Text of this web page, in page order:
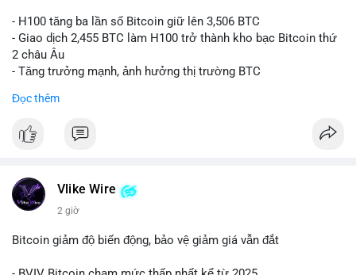
- H100 tăng ba lần số Bitcoin giữ lên 3,506 BTC
- Giao dịch 2,455 BTC làm H100 trở thành kho bạc Bitcoin thứ
2 châu Âu
- Tăng trưởng mạnh, ảnh hưởng thị trường BTC
#binancesquare
$btc
📰 Nguồn: Cointelegraph
Đọc thêm
Vlike Wire
2 giờ
Bitcoin giảm độ biến động, bảo vệ giảm giá vẫn đắt